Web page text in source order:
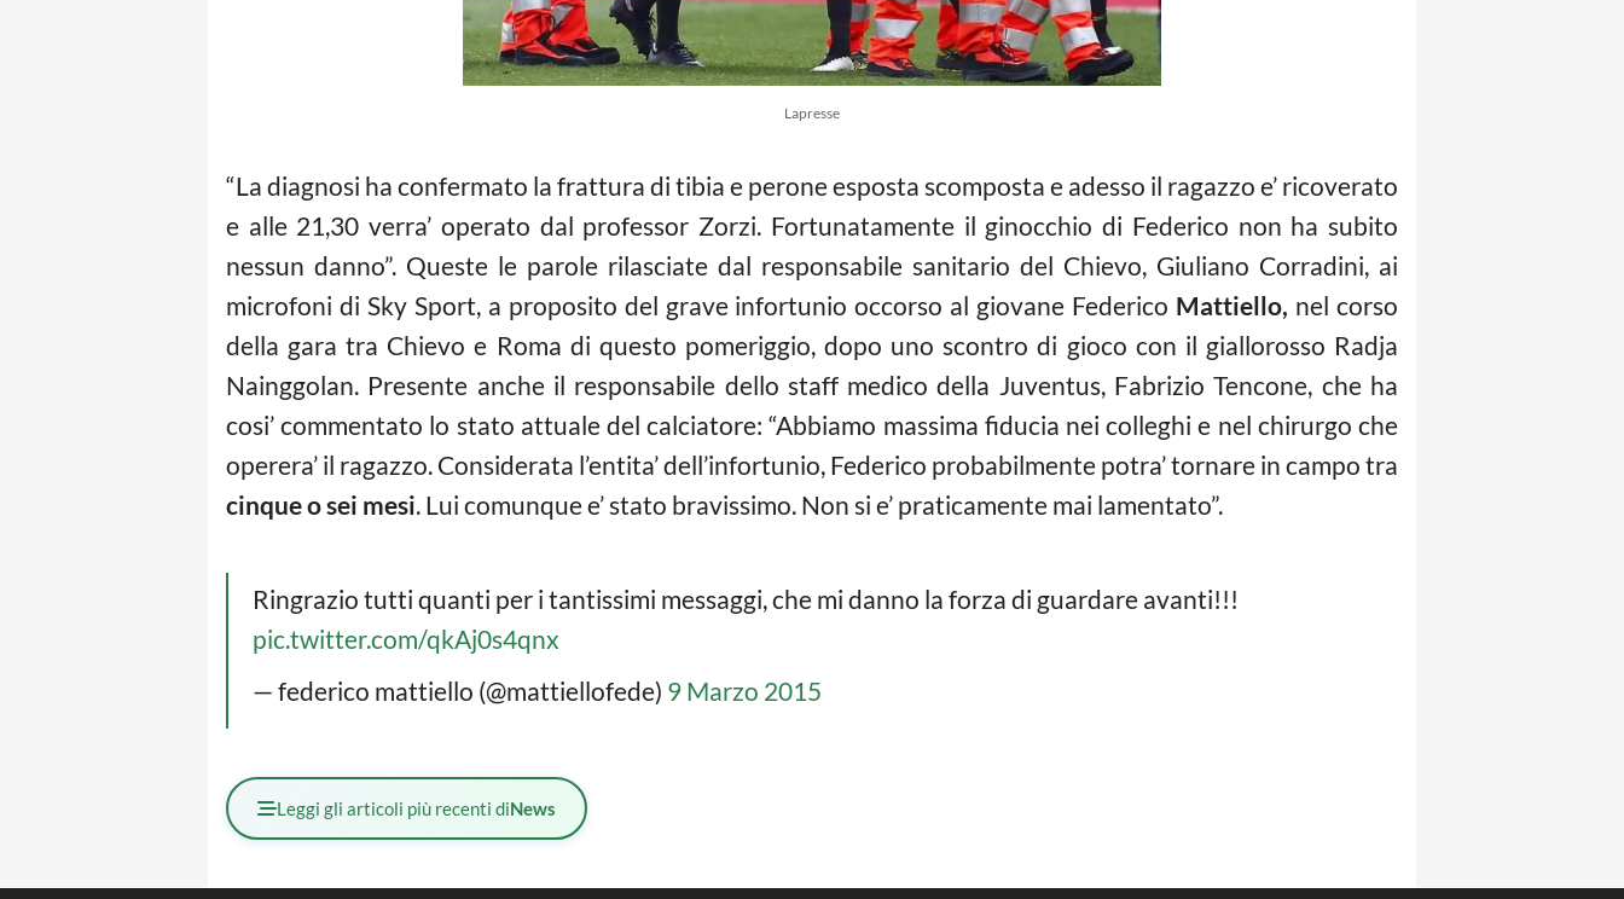
Lapresse
“La diagnosi ha confermato la frattura di tibia e perone esposta scomposta e adesso il ragazzo e’ ricoverato
e alle 21,30 verra’ operato dal professor Zorzi. Fortunatamente il ginocchio di Federico non ha subito
nessun danno”. Queste le parole rilasciate dal responsabile sanitario del Chievo, Giuliano Corradini, ai
microfoni di Sky Sport, a proposito del grave infortunio occorso al giovane Federico Mattiello, nel corso
della gara tra Chievo e Roma di questo pomeriggio, dopo uno scontro di gioco con il giallorosso Radja
Nainggolan. Presente anche il responsabile dello staff medico della Juventus, Fabrizio Tencone, che ha
cosi’ commentato lo stato attuale del calciatore: “Abbiamo massima fiducia nei colleghi e nel chirurgo che
operera’ il ragazzo. Considerata l’entita’ dell’infortunio, Federico probabilmente potra’ tornare in campo tra
cinque o sei mesi. Lui comunque e’ stato bravissimo. Non si e’ praticamente mai lamentato”.
Ringrazio tutti quanti per i tantissimi messaggi, che mi danno la forza di guardare avanti!!!
pic.twitter.com/qkAj0s4qnx
— federico mattiello (@mattiellofede) 9 Marzo 2015
Leggi gli articoli più recenti diNews